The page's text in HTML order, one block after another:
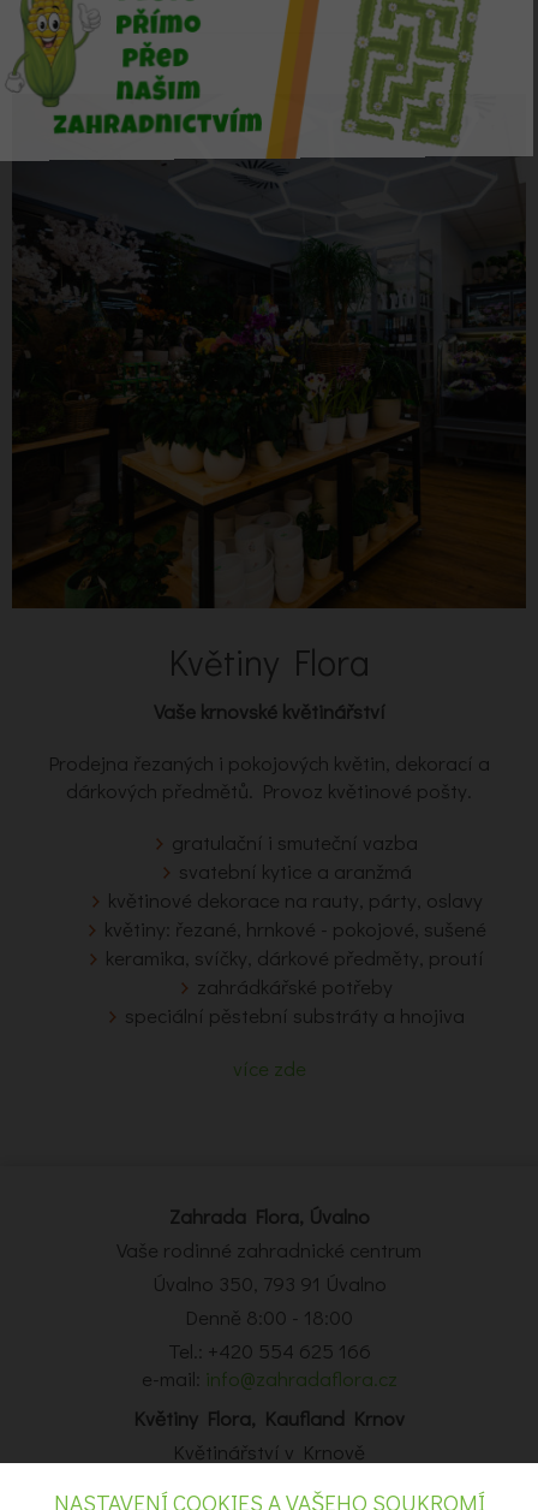
Květiny Flora
Vaše krnovské květinářství
Prodejna řezaných i pokojových květin, dekorací a
dárkových předmětů. Provoz květinové pošty.
gratulační i smuteční vazba
svatební kytice a aranžmá
květinové dekorace na rauty, párty, oslavy
květiny: řezané, hrnkové - pokojové, sušené
keramika, svíčky, dárkové předměty, proutí
zahrádkářské potřeby
speciální pěstební substráty a hnojiva
více zde
Zahrada Flora, Úvalno
Vaše rodinné zahradnické centrum
Úvalno 350, 793 91 Úvalno
Denně 8:00 - 18:00
Tel.: +420 554 625 166
e-mail: info@zahradaflora.cz
Květiny Flora, Kaufland Krnov
Květinářství v Krnově
Obchodní centrum Kaufland Krnov, Opavská 14, Krnov
NASTAVENÍ COOKIES A VAŠEHO SOUKROMÍ